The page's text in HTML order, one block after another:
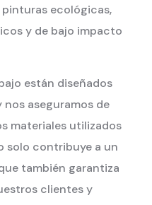
ecológicas,
y de bajo impacto
están diseñados
nos aseguramos de
materiales utilizados
solo contribuye a un
también garantiza
clientes y